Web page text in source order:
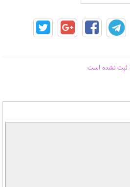
ثبت نشده است